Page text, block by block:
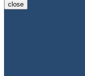
close